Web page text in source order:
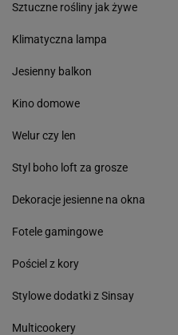
Sztuczne rośliny jak żywe
Klimatyczna lampa
Jesienny balkon
Kino domowe
Welur czy len
Styl boho loft za grosze
Dekoracje jesienne na okna
Fotele gamingowe
Pościel z kory
Stylowe dodatki z Sinsay
Multicookery